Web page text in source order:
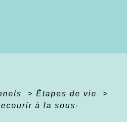
> Étapes de vie
>
à la sous-